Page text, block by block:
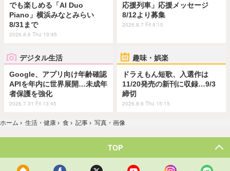
でも楽しめる「AI Duo
Piano」横浜みなとみらい
8/31まで
2026.8.6 Thu 19:45
応援列車」応援メッセージ
8/12より募集
2026.8.7 Fri 9:15
デジタル生活
Google、アプリ向け年齢確認
APIを年内に世界展開…未成年
者保護を強化
2026.7.31 Fri 13:45
趣味・娯楽
ドラえもん短歌、入選作は
11/20発売の新刊に収録…9/3
締切
2026.8.6 Thu 15:15
ホーム › 生活・健康 › 食 › 記事 › 写真・画像
TOP